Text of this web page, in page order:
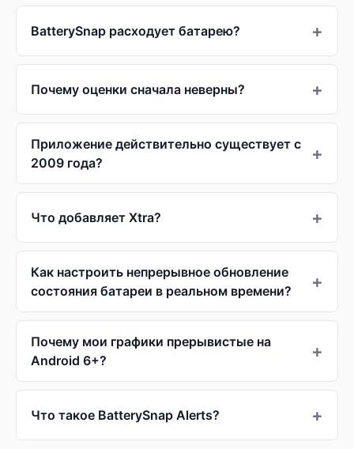
BatterySnap расходует батарею?
Почему оценки сначала неверны?
Приложение действительно существует с
2009 года?
Что добавляет Xtra?
Как настроить непрерывное обновление
состояния батареи в реальном времени?
Почему мои графики прерывистые на
Android 6+?
Что такое BatterySnap Alerts?